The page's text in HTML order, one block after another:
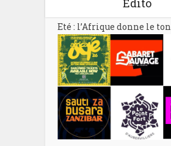
Edito
Eté : l’Afrique donne le ton